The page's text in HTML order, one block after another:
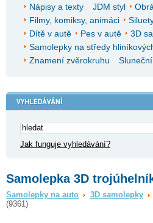
Nápisy a texty
JDM styl
Filmy, komiksy, animáci
Dítě v autě
Pes v autě
3D
Samolepky na středy
Znamení zvěrokruhu
Jak funguje vyhledávání?
Samolepka 3D
Samolepky na auto 3D samolepky
(9361)